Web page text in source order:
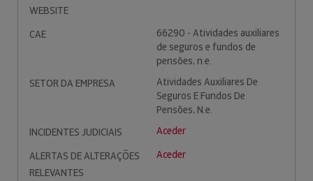
WEBSITE
CAE
66290 - Atividades auxiliares
de seguros e fundos de
pensões, n.e.
SETOR DA EMPRESA
Atividades Auxiliares De
Seguros E Fundos De
Pensões, N.e.
INCIDENTES JUDICIAIS
Aceder
ALERTAS DE ALTERAÇÕES
RELEVANTES
Aceder